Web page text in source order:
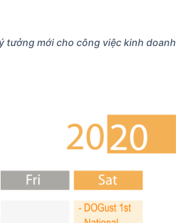
tưởng mới cho công việc kinh doanh